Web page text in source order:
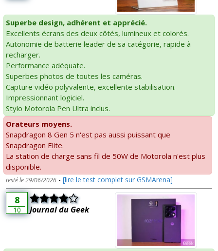
Superbe design, adhérent et apprécié.
Excellents écrans des deux côtés, lumineux et colorés.
Autonomie de batterie leader de sa catégorie, rapide à
recharger.
Performance adéquate.
Superbes photos de toutes les caméras.
Capture vidéo polyvalente, excellente stabilisation.
Impressionnant logiciel.
Stylo Motorola Pen Ultra inclus.
Orateurs moyens.
Snapdragon 8 Gen 5 n'est pas aussi puissant que
Snapdragon Elite.
La station de charge sans fil de 50W de Motorola n'est plus
disponible.
testé le 29/06/2026 - [lire le test complet sur GSMArena]
8
10 Journal du Geek